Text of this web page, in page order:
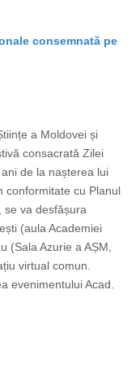
consemnată pe
a Moldovei și
consacrată Zilei
de la nașterea lui
conformitate cu Planul
se va desfășura
(aula Academiei
(Sala Azurie a AȘM,
virtual comun.
evenimentului Acad.